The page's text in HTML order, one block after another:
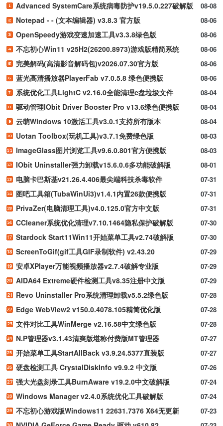
08-08
Advanced SystemCare系统病毒防护v19.5.0.227破解版
08-06
Notepad - - (文本编辑器) v3.8.3 官方版
08-06
OpenSpeedy游戏变速加速工具v3.3.8绿色版
08-06
不忘初心Win11 v25H2(26200.8973)游戏版精简系统
08-06
完美解码(高清影音解码包)v2026.07.30官方版
08-06
蓝光高清播放器PlayerFab v7.0.5.8 绿色便携版
08-04
系统优化工具LightC v2.16.0全能清理c盘垃圾文件
08-04
驱动管理IObit Driver Booster Pro v13.6绿色便携版
08-04
云萌Windows 10激活工具v3.0.1支持所有版本
08-03
Uotan Toolbox(玩机工具)v3.7.1免费绿色版
08-03
ImageGlass图片浏览工具v9.6.0.801官方便携版
08-01
IObit Uninstaller强力卸载v15.6.0.6多功能破解版
07-31
电脑卡巴斯基v21.26.4.406最尖端科技杀毒软件
07-31
图吧工具箱(TubaWinUi3)v1.4.1内置26款便携版
07-31
PrivaZer(电脑清理工具)v4.0.125.0官方中文版
07-30
CCleaner系统优化清理v7.10.1464隐私保护破解版
07-30
Stardock Start11Win11开始菜单工具v2.74破解版
07-29
ScreenToGif(gif工具GIF录制软件) v2.43.20
07-29
安卓XPlayer万能视频播放器v2.7.4破解专业版
07-29
AIDA64 Extreme硬件检测工具v8.35注册中文版
07-28
Revo Uninstaller Pro系统清理卸载v5.5.2绿色版
07-28
Edge WebView2 v150.0.4078.105精简优化版
07-28
文件对比工具WinMerge v2.16.58中文绿色版
07-27
N.P管理器v3.1.43清爽版堪称付费版MT管理器
07-27
开始菜单工具StartAllBack v3.9.24.5377直装版
07-26
硬盘检测工具 CrystalDiskInfo v9.9.2 中文版
07-24
强大光盘刻录工具BurnAware v19.2.0中文破解版
07-24
Windows Manager v2.4.0系统优化工具破解版
07-23
不忘初心游戏版Windows11 22631.7376 X64无更新